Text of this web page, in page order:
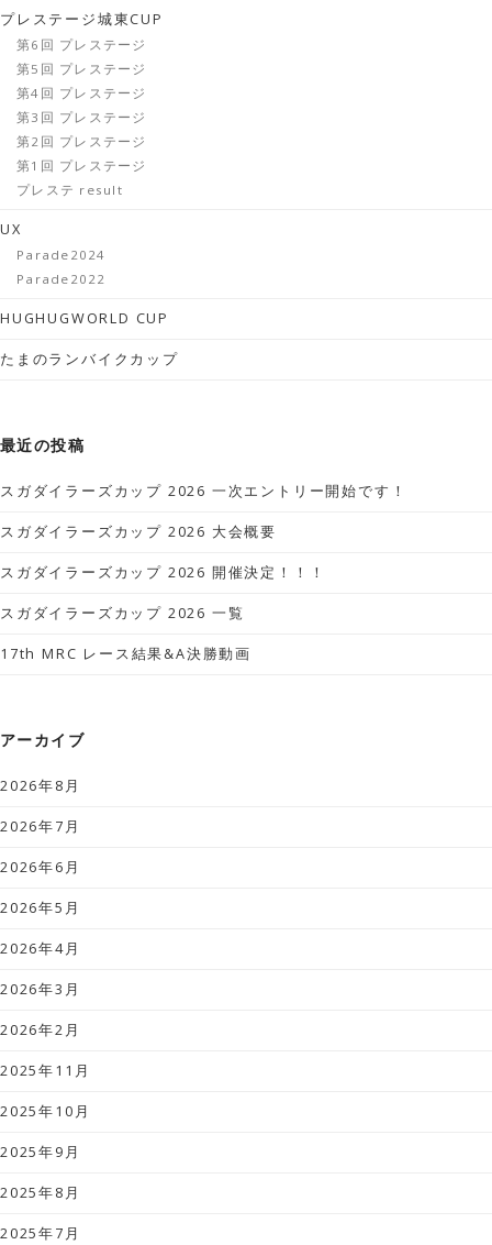
プレステージ城東CUP
第6回 プレステージ
第5回 プレステージ
第4回 プレステージ
第3回 プレステージ
第2回 プレステージ
第1回 プレステージ
プレステ result
UX
Parade2024
Parade2022
HUGHUGWORLD CUP
たまのランバイクカップ
最近の投稿
スガダイラーズカップ 2026 一次エントリー開始です！
スガダイラーズカップ 2026 大会概要
スガダイラーズカップ 2026 開催決定！！！
スガダイラーズカップ 2026 一覧
17th MRC レース結果&A決勝動画
アーカイブ
2026年8月
2026年7月
2026年6月
2026年5月
2026年4月
2026年3月
2026年2月
2025年11月
2025年10月
2025年9月
2025年8月
2025年7月